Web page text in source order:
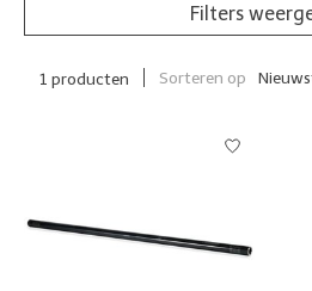
Filters
1 producten Sorteren op